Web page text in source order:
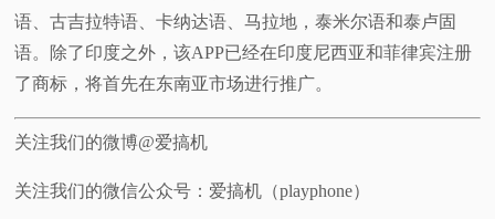
语、古吉拉特语、卡纳达语、马拉地，泰米尔语和泰卢固
语。除了印度之外，该APP已经在印度尼西亚和菲律宾注册
了商标，将首先在东南亚市场进行推广。
关注我们的微博@爱搞机
关注我们的微信公众号：爱搞机（playphone）